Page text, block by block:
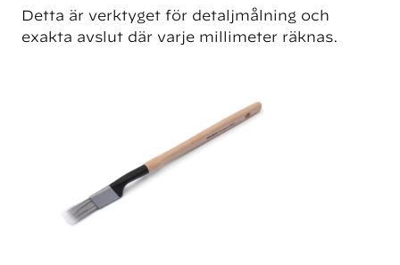
Detta är verktyget för detaljmålning och
exakta avslut där varje millimeter räknas.